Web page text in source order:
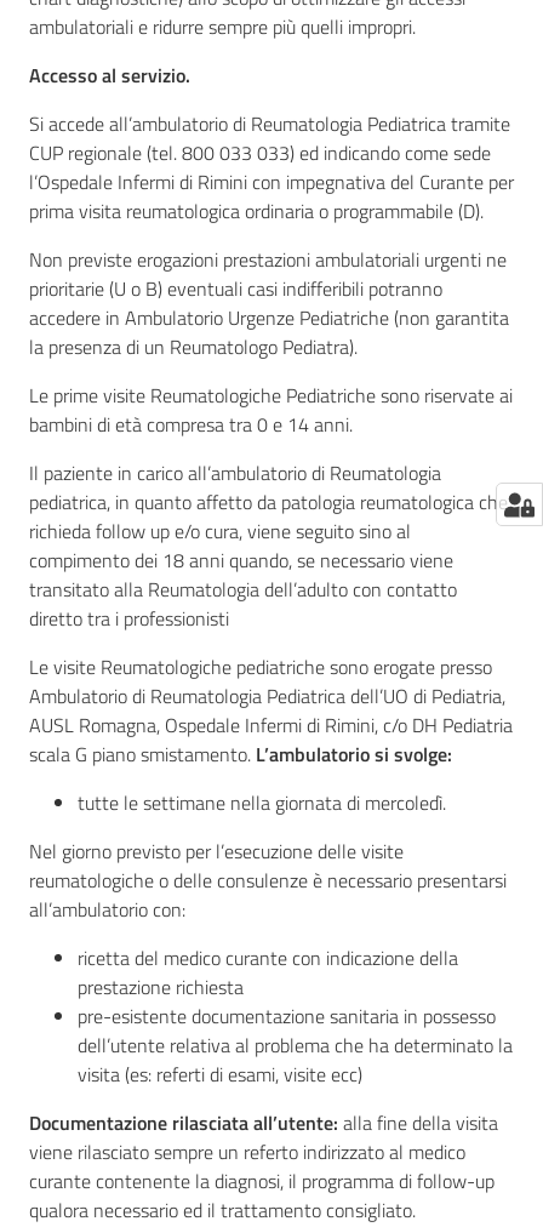
ambulatoriali e ridurre sempre più quelli impropri.
Accesso al servizio.
Si accede all’ambulatorio di Reumatologia Pediatrica tramite
CUP regionale (tel. 800 033 033) ed indicando come sede
l’Ospedale Infermi di Rimini con impegnativa del Curante per
prima visita reumatologica ordinaria o programmabile (D).
Non previste erogazioni prestazioni ambulatoriali urgenti ne
prioritarie (U o B) eventuali casi indifferibili potranno
accedere in Ambulatorio Urgenze Pediatriche (non garantita
la presenza di un Reumatologo Pediatra).
Le prime visite Reumatologiche Pediatriche sono riservate ai
bambini di età compresa tra 0 e 14 anni.
Il paziente in carico all’ambulatorio di Reumatologia
pediatrica, in quanto affetto da patologia reumatologica che
richieda follow up e/o cura, viene seguito sino al
compimento dei 18 anni quando, se necessario viene
transitato alla Reumatologia dell’adulto con contatto
diretto tra i professionisti
Le visite Reumatologiche pediatriche sono erogate presso
Ambulatorio di Reumatologia Pediatrica dell’UO di Pediatria,
AUSL Romagna, Ospedale Infermi di Rimini, c/o DH Pediatria
scala G piano smistamento. L’ambulatorio si svolge:
tutte le settimane nella giornata di mercoledì.
Nel giorno previsto per l’esecuzione delle visite
reumatologiche o delle consulenze è necessario presentarsi
all’ambulatorio con:
ricetta del medico curante con indicazione della
prestazione richiesta
pre-esistente documentazione sanitaria in possesso
dell’utente relativa al problema che ha determinato la
visita (es: referti di esami, visite ecc)
Documentazione rilasciata all’utente: alla fine della visita
viene rilasciato sempre un referto indirizzato al medico
curante contenente la diagnosi, il programma di follow-up
qualora necessario ed il trattamento consigliato.